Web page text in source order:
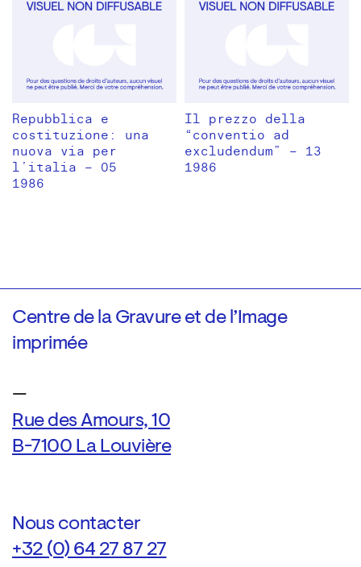
Repubblica e
costituzione: una
nuova via per
l’italia – 05
1986
Il prezzo della
“conventio ad
excludendum” – 13
1986
Centre de la Gravure et de l’Image
imprimée
—
Rue des Amours, 10
B-7100 La Louvière
Nous contacter
+32 (0) 64 27 87 27